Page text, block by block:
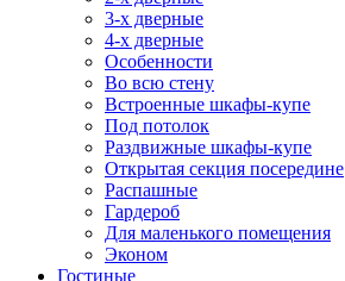
3-х дверные
4-х дверные
Особенности
Во всю стену
Встроенные шкафы-купе
Под потолок
Раздвижные шкафы-купе
Открытая секция посередине
Распашные
Гардероб
Для маленького помещения
Эконом
Гостиные